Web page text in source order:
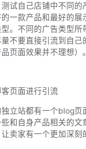
试自己店铺中不同的
一款产品和最好的展
。不同的广告类型所
不要直接引流到自己
页面效果并不理想）。
页面进行引流
立站都有一个blog页
和自身产品相关的文
卖家有一个更加深刻